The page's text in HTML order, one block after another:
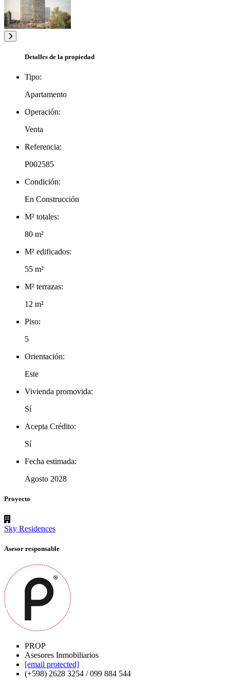
Detalles de la propiedad
Tipo:
Apartamento
Operación:
Venta
Referencia:
P002585
Condición:
En Construcción
M² totales:
80 m²
M² edificados:
55 m²
M² terrazas:
12 m²
Piso:
5
Orientación:
Este
Vivienda promovida:
Sí
Acepta Crédito:
Sí
Fecha estimada:
Agosto 2028
Proyecto
Sky Residences
Asesor responsable
PROP
Asesores Inmobiliarios
[email protected]
(+598) 2628 3254 / 099 884 544